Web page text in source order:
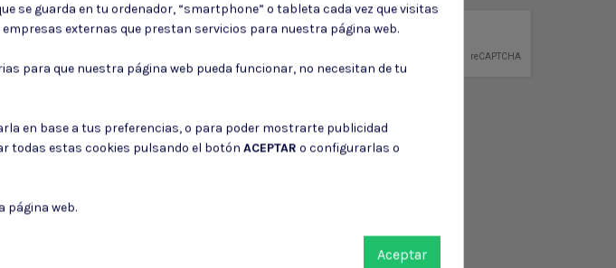
los fines indicados en laPolítica de privacidad
se guarda en tu ordenador, “smartphone” o tableta cada vez que visitas
externas que prestan servicios para nuestra página web.
para que nuestra página web pueda funcionar, no necesitan de tu
en base a tus preferencias, o para poder mostrarte publicidad
todas estas cookies pulsando el botón ACEPTAR o configurarlas o
página web.
Aceptar